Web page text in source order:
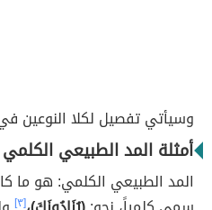
وسيأتي تفصيل لكلا النوعين
أمثلة المد الطبيعي الكلمي
المد الطبيعي الكلمي: هو ما
[٣]